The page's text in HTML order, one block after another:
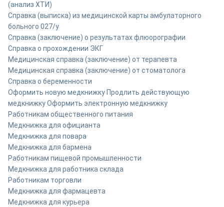
(анализ ХТИ)
Справка (выписка) из медицинской карты амбулаторного
больного 027/у
Cправка (заключение) о результатах флюорографии
Справка о прохождении ЭКГ
Медицинская справка (заключение) от терапевта
Медицинская справка (заключение) от стоматолога
Справка о беременности
Оформить новую медкнижку Продлить действующую
медкнижкуОформить электронную медкнижку
Работникам общественного питания
Медкнижка для официанта
Медкнижка для повара
Медкнижка для бармена
Работникам пищевой промышленности
Медкнижка для работника склада
Работникам торговли
Медкнижка для фармацевта
Медкнижка для курьера